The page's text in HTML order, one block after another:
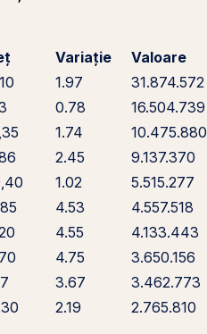
Variație
Valoare
1.97
31.874.572
0.78
16.504.739
1.74
10.475.880
2.45
9.137.370
1.02
5.515.277
4.53
4.557.518
4.55
4.133.443
4.75
3.650.156
3.67
3.462.773
2.19 2.765.810